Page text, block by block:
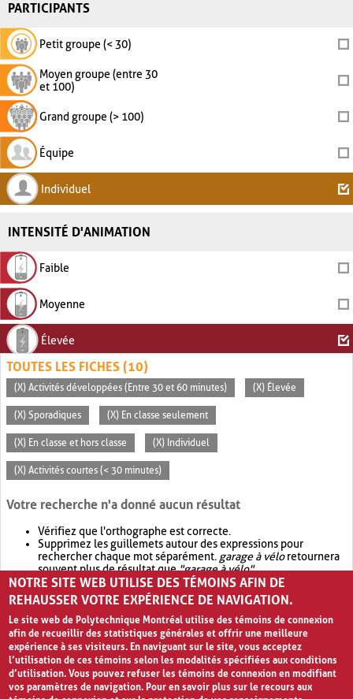
PARTICIPANTS
Petit groupe (< 30)
Moyen groupe (entre 30
et 100)
Grand groupe (> 100)
Équipe
Individuel
INTENSITÉ D'ANIMATION
Faible
Moyenne
Élevée
TOUTES LES FICHES (10)
(X) Activités développées (Entre 30 et 60 minutes) (X) Élevée
(X) Sporadiques (X) En classe seulement
(X) En classe et hors classe (X) Individuel
(X) Activités courtes (< 30 minutes)
Votre recherche n'a donné aucun résultat
Vérifiez que l'orthographe est correcte.
Supprimez les guillemets autour des expressions pour
rechercher chaque mot séparément. garage à véloretournera
souvent plus de résultat que"garage à vélo".
Envisagez d'élargir votre recherche avec OR.garage OR vélo
retournera souvent plus de résultat quegarage à vélo
NOTRE SITE WEB UTILISE DES TÉMOINS AFIN DE
REHAUSSER VOTRE EXPÉRIENCE DE NAVIGATION.
Le site web de Polytechnique Montréal utilise des témoins de connexion
afin de recueillir des statistiques générales et offrir une meilleure
expérience à ses visiteurs. En naviguant sur le site, vous acceptez
l’utilisation de ces témoins selon les modalités spécifiées aux conditions
d’utilisation. Vous pouvez refuser les témoins de connexion en modifiant
vos paramètres de navigation. Pour en savoir plus sur le recours aux